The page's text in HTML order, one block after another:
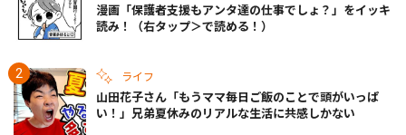
漫画「保護者支援もアンタ達の仕事でしょ？」をイッキ
読み！（右タップ＞で読める！）
ライフ
山田花子さん「もうママ毎日ご飯のことで頭がいっぱ
い！」兄弟夏休みのリアルな生活に共感しかない